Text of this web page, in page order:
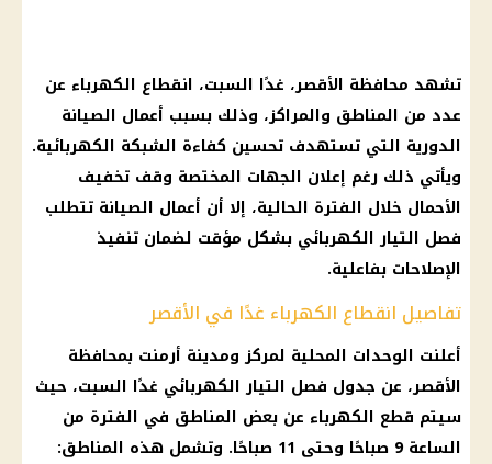
تشهد محافظة الأقصر، غدًا السبت، انقطاع الكهرباء عن
عدد من المناطق والمراكز، وذلك بسبب أعمال الصيانة
الدورية التي تستهدف تحسين كفاءة الشبكة الكهربائية.
ويأتي ذلك رغم إعلان الجهات المختصة وقف تخفيف
الأحمال خلال الفترة الحالية، إلا أن أعمال الصيانة تتطلب
فصل التيار الكهربائي بشكل مؤقت لضمان تنفيذ
الإصلاحات بفاعلية.
تفاصيل انقطاع الكهرباء غدًا في الأقصر
أعلنت الوحدات المحلية لمركز ومدينة أرمنت بمحافظة
الأقصر، عن جدول فصل التيار الكهربائي غدًا السبت، حيث
سيتم قطع الكهرباء عن بعض المناطق في الفترة من
الساعة 9 صباحًا وحتى 11 صباحًا. وتشمل هذه المناطق: